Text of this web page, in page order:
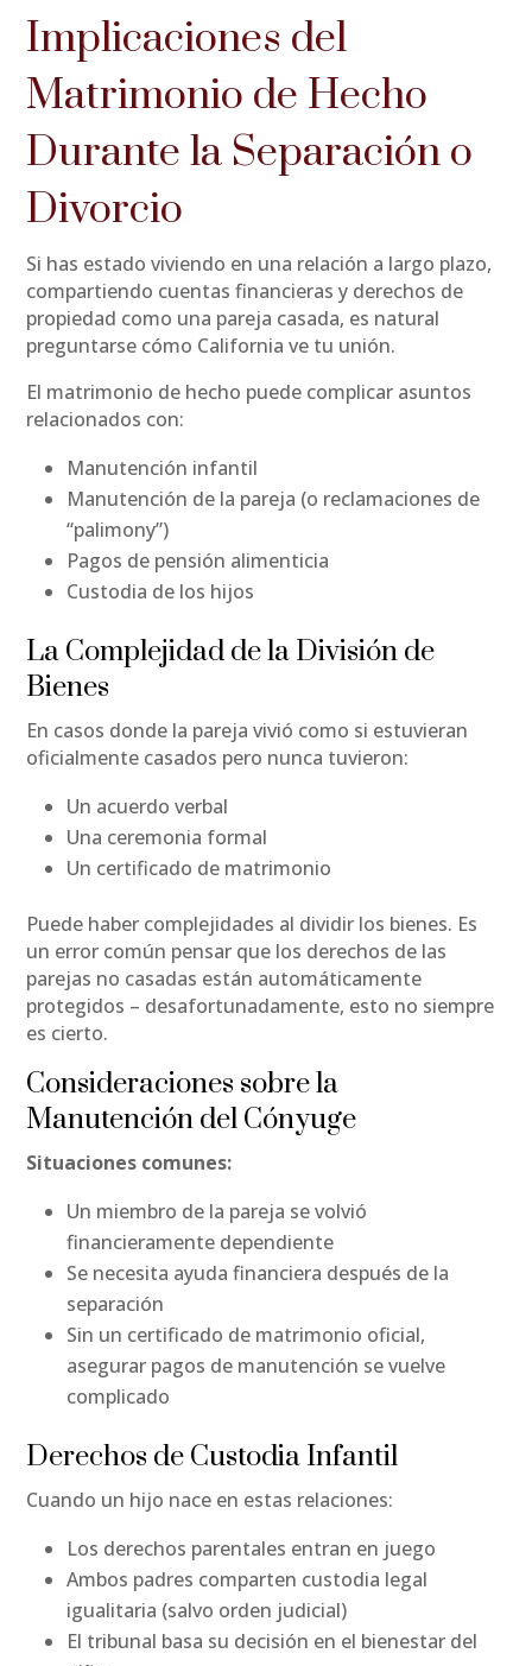
Implicaciones del
Matrimonio de Hecho
Durante la Separación o
Divorcio
Si has estado viviendo en una relación a largo plazo,
compartiendo cuentas financieras y derechos de
propiedad como una pareja casada, es natural
preguntarse cómo California ve tu unión.
El matrimonio de hecho puede complicar asuntos
relacionados con:
Manutención infantil
Manutención de la pareja (o reclamaciones de
“palimony”)
Pagos de pensión alimenticia
Custodia de los hijos
La Complejidad de la División de
Bienes
En casos donde la pareja vivió como si estuvieran
oficialmente casados pero nunca tuvieron:
Un acuerdo verbal
Una ceremonia formal
Un certificado de matrimonio
Puede haber complejidades al dividir los bienes. Es
un error común pensar que los derechos de las
parejas no casadas están automáticamente
protegidos – desafortunadamente, esto no siempre
es cierto.
Consideraciones sobre la
Manutención del Cónyuge
Situaciones comunes:
Un miembro de la pareja se volvió
financieramente dependiente
Se necesita ayuda financiera después de la
separación
Sin un certificado de matrimonio oficial,
asegurar pagos de manutención se vuelve
complicado
Derechos de Custodia Infantil
Cuando un hijo nace en estas relaciones:
Los derechos parentales entran en juego
Ambos padres comparten custodia legal
igualitaria (salvo orden judicial)
El tribunal basa su decisión en el bienestar del